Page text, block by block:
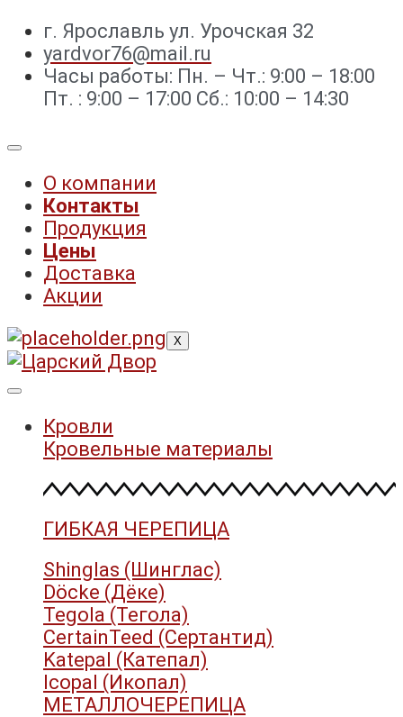
г. Ярославль ул. Урочская 32 ⁣⁣⁣⁣
yardvor76@mail.ru
Часы работы: Пн. – Чт.: 9:00 – 18:00
Пт. : 9:00 – 17:00 Сб.: 10:00 – 14:30
О компании
Контакты
Продукция
Цены
Доставка
Акции
X
Кровли
Кровельные материалы
ГИБКАЯ ЧЕРЕПИЦА
Shinglas (Шинглас)
Döcke (Дёке)
Tegola (Тегола)
CertainTeed (Сертантид)
Katepal (Катепал)
Icopal (Икопал)
МЕТАЛЛОЧЕРЕПИЦА